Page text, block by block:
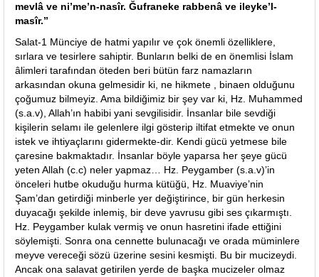
mevlâ ve ni’me’n-nasîr. Ğufraneke rabbenâ ve ileyke’l-
masîr.”
Salat-1 Münciye de hatmi yapılır ve çok önemli özelliklere,
sırlara ve tesirlere sahiptir. Bunların belki de en önemlisi İslam
âlimleri tarafından öteden beri bütün farz namazların
arkasından okuna gelmesidir ki, ne hikmete , binaen olduğunu
çoğumuz bilmeyiz. Ama bildiğimiz bir şey var ki, Hz. Muhammed
(s.a.v), Allah’ın habibi yani sevgilisidir. İnsanlar bile sevdiği
kişilerin selamı ile gelenlere ilgi gösterip iltifat etmekte ve onun
istek ve ihtiyaçlarını gidermekte-dir. Kendi gücü yetmese bile
çaresine bakmaktadır. İnsanlar böyle yaparsa her şeye gücü
yeten Allah (c.c) neler yapmaz… Hz. Peygamber (s.a.v)’in
önceleri hutbe okuduğu hurma kütüğü, Hz. Muaviye’nin
Şam’dan getirdiği minberle yer değiştirince, bir gün herkesin
duyacağı şekilde inlemiş, bir deve yavrusu gibi ses çıkarmıştı.
Hz. Peygamber kulak vermiş ve onun hasretini ifade ettiğini
söylemişti. Sonra ona cennette bulunacağı ve orada müminlere
meyve vereceği sözü üzerine sesini kesmişti. Bu bir mucizeydi.
Ancak ona salavat getirilen yerde de başka mucizeler olmaz